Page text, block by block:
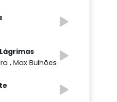
, Max Bulhões